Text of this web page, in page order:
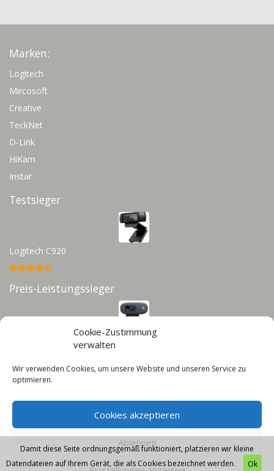
Cookie-Zustimmung
verwalten
Wir verwenden Cookies, um unsere Website und unseren Service zu
optimieren.
Cookies akzeptieren
Ablehnen
Marken:
Logitech
Mircosoft
Creative
TeckNet
D-Link
HiKam
Instar
Testsieger
Logitech C920
Preis-Leistungssieger
Infos
Cookie-Richtlinie (EU)
Damit diese Seite ordnungsgemäß funktioniert, platzieren wir kleine
Datendateien auf Ihrem Gerät, die als Cookies bezeichnet werden.
Ok